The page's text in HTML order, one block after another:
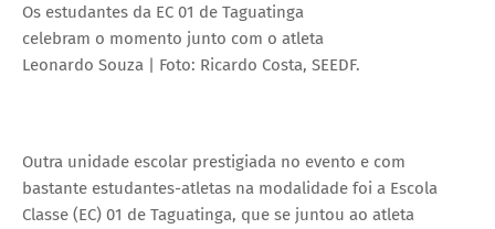
Os estudantes da EC 01 de Taguatinga
celebram o momento junto com o atleta
Leonardo Souza | Foto: Ricardo Costa, SEEDF.
Outra unidade escolar prestigiada no evento e com
bastante estudantes-atletas na modalidade foi a Escola
Classe (EC) 01 de Taguatinga, que se juntou ao atleta